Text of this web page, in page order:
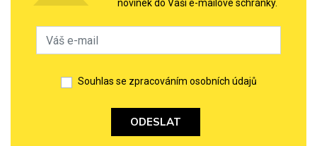
novinek do Vaší e-mailové schránky.
Souhlas se zpracováním osobních údajů
ODESLAT